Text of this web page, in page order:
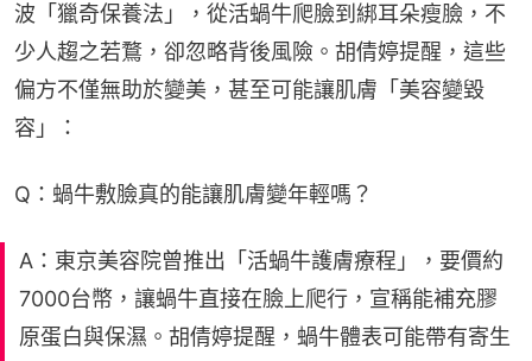
波「獵奇保養法」，從活蝸牛爬臉到綁耳朵瘦臉，不
少人趨之若鶩，卻忽略背後風險。胡倩婷提醒，這些
偏方不僅無助於變美，甚至可能讓肌膚「美容變毀
容」：
Q：蝸牛敷臉真的能讓肌膚變年輕嗎？
A：東京美容院曾推出「活蝸牛護膚療程」，要價約
7000台幣，讓蝸牛直接在臉上爬行，宣稱能補充膠
原蛋白與保濕。胡倩婷提醒，蝸牛體表可能帶有寄生